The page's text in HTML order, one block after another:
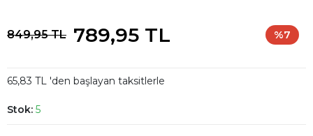
849,95 TL 789,95 TL %7
65,83 TL 'den başlayan taksitlerle
Stok: 5